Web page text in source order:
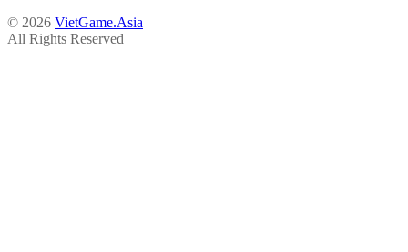
© 2026 VietGame.Asia
All Rights Reserved